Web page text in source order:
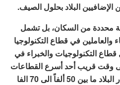
الإضافيين البلاد بحلول الصيف.
محددة من السكان، بل تشمل
والعاملين في قطاع التكنولوجيا
التكنولوجيات والخبراء في
وقت قريب أحد أسرع القطاعات
نمواً في الاقتصاد الروسي، غادر البلاد ما بين 50 ألفاً الى 70 الفا